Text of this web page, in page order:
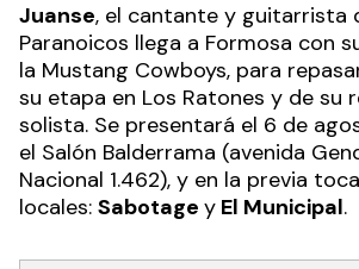
Juanse, el cantante y guitarrista
Paranoicos llega a Formosa con
la Mustang Cowboys, para
su etapa en Los Ratones y de su
solista. Se presentará el 6 de
el Salón Balderrama (avenida
Nacional 1.462), y en la previa
locales: Sabotage y El Municipal.